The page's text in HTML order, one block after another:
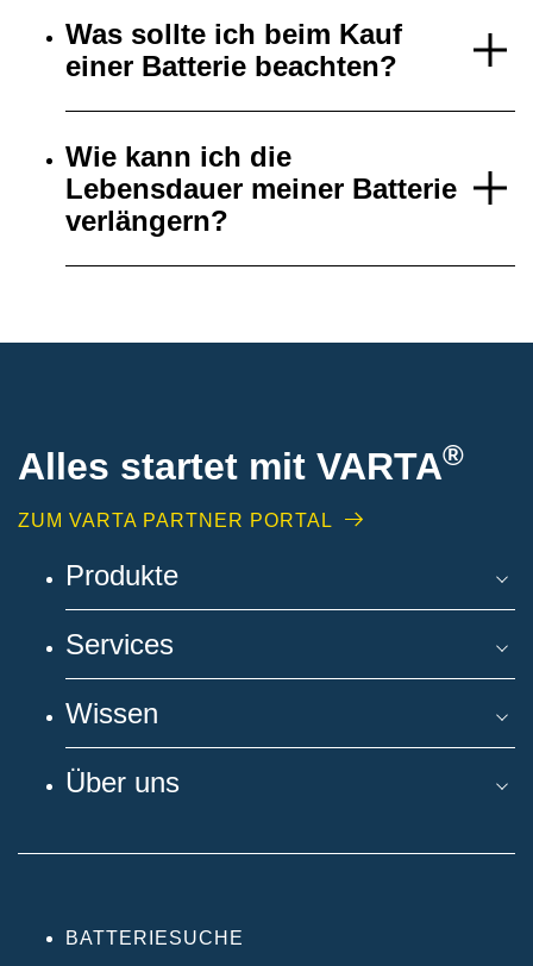
Was sollte ich beim Kauf
einer Batterie beachten?
Wie kann ich die
Lebensdauer meiner Batterie
verlängern?
Alles startet mit VARTA®
ZUM VARTA PARTNER PORTAL
Produkte
Services
Wissen
Über uns
BATTERIESUCHE